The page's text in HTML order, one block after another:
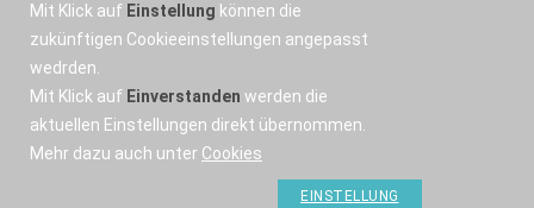
Kontakt
Email
Mit Klick auf Einstellung können die
zukünftigen Cookieeinstellungen angepasst
wedrden.
Mit Klick auf Einverstanden werden die
aktuellen Einstellungen direkt übernommen.
Mehr dazu auch unter Cookies
EINSTELLUNG